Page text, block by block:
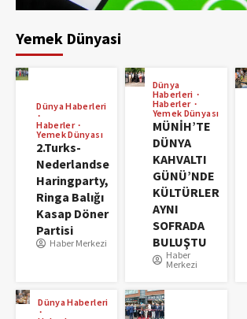
Yemek Dünyasi
Dünya Haberleri
Haberler
Yemek Dünyası
2.Turks-
Nederlandse
Haringparty,
Ringa Balığı
Kasap Döner
Partisi
Haber Merkezi
Dünya
Haberleri
Haberler
Yemek Dünyası
MÜNİH’TE
DÜNYA
KAHVALTI
GÜNÜ’NDE
KÜLTÜRLER
AYNI
SOFRADA
BULUŞTU
Haber
Merkezi
Dünya Haberleri